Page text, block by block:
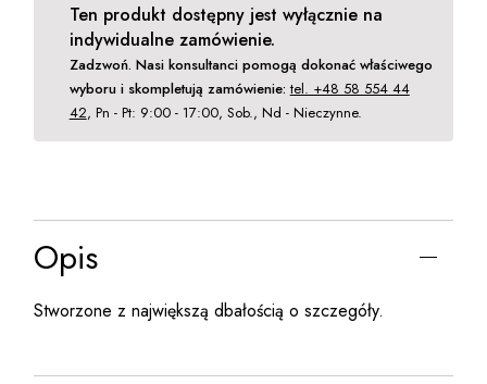
Ten produkt dostępny jest wyłącznie na
indywidualne zamówienie.
Zadzwoń. Nasi konsultanci pomogą dokonać właściwego
wyboru i skompletują zamówienie: tel. +48 58 554 44
42, Pn - Pt: 9:00 - 17:00, Sob., Nd - Nieczynne.
Opis
Stworzone z największą dbałością o szczegóły.